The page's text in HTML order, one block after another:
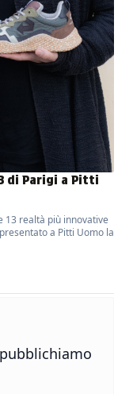
di Parigi a Pitti
13 realtà più innovative
a Pitti Uomo la